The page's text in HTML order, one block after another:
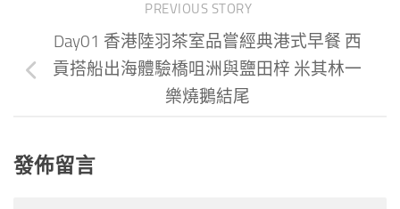
PREVIOUS STORY
Day01 香港陸羽茶室品嘗經典港式早餐 西
貢搭船出海體驗橋咀洲與鹽田梓 米其林一
樂燒鵝結尾
發佈留言